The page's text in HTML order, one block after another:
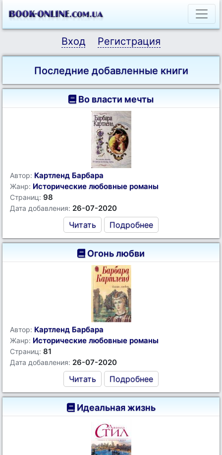
Вход Регистрация
Последние добавленные книги
Во власти мечты
Автор: Картленд Барбара
Жанр: Исторические любовные романы
Страниц: 98
Дата добавления: 26-07-2020
Читать Подробнее
Огонь любви
Автор: Картленд Барбара
Жанр: Исторические любовные романы
Страниц: 81
Дата добавления: 26-07-2020
Читать Подробнее
Идеальная жизнь